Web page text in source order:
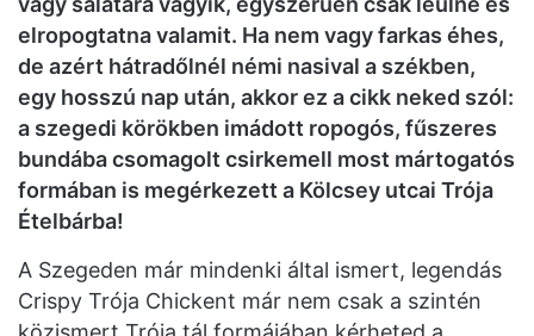
elropogtatna valamit. Ha nem vagy farkas éhes,
de azért hátradőlnél némi nasival a székben,
egy hosszú nap után, akkor ez a cikk neked szól:
a szegedi körökben imádott ropogós, fűszeres
bundába csomagolt csirkemell most mártogatós
formában is megérkezett a Kölcsey utcai Trója
Ételbárba!
A Szegeden már mindenki által ismert, legendás
Crispy Trója Chickent már nem csak a szintén